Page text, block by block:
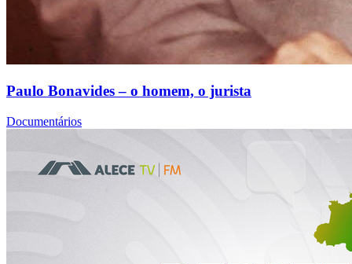
Paulo Bonavides – o homem, o jurista
Documentários